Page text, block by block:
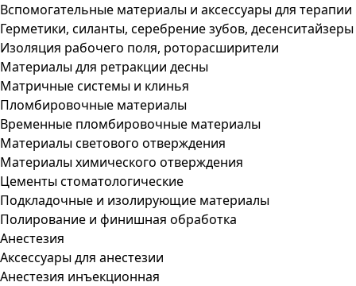
Вспомогательные материалы и аксессуары для терапии
Герметики, силанты, серебрение зубов, десенситайзеры
Изоляция рабочего поля, роторасширители
Материалы для ретракции десны
Матричные системы и клинья
Пломбировочные материалы
Временные пломбировочные материалы
Материалы светового отверждения
Материалы химического отверждения
Цементы стоматологические
Подкладочные и изолирующие материалы
Полирование и финишная обработка
Анестезия
Аксессуары для анестезии
Анестезия инъекционная